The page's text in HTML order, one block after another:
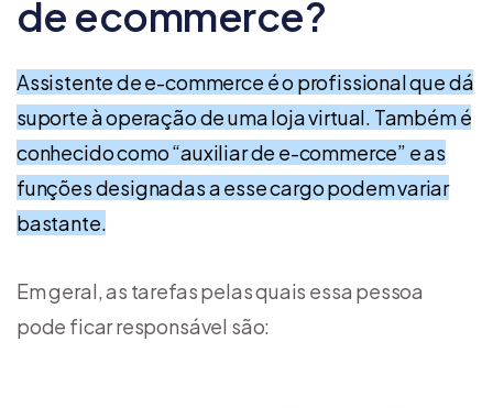
de ecommerce?
Assistente de e-commerce é o profissional que dá
suporte à operação de uma loja virtual. Também é
conhecido como “auxiliar de e-commerce” e as
funções designadas a esse cargo podem variar
bastante.
Em geral, as tarefas pelas quais essa pessoa
pode ficar responsável são: